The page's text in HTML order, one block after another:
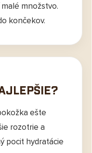
množstvo.
končekov.
ešte
rozotrie a
pocit hydratácie